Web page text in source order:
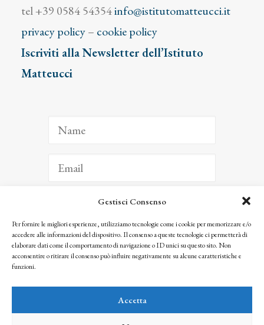
Gestisci Consenso
Per fornire le migliori esperienze, utilizziamo tecnologie come i cookie per memorizzare e/o
accedere alle informazioni del dispositivo. Il consenso a queste tecnologie ci permetterà di
elaborare dati come il comportamento di navigazione o ID unici su questo sito. Non
acconsentire o ritirare il consenso può influire negativamente su alcune caratteristiche e
funzioni.
Accetta
tel +39 0584 54354info@istitutomatteucci.it
privacy policy– cookie policy
Iscriviti alla Newsletter dell’Istituto
Matteucci
ISCRIVITI
Facendo clic per iscriverti, riconosci che le tue informazioni saranno trattate
seguendo la nostra Privacy Policy
© 2025 Istituto Matteucci. All right reserved
l’autorizzazione scritta dei proprietari dei diritti e dell’Istituto Matteucci